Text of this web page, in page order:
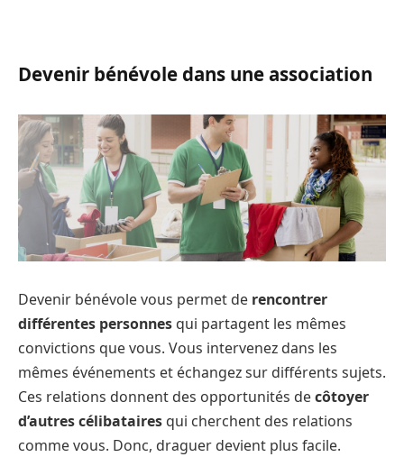
Devenir bénévole dans une association
Devenir bénévole vous permet de rencontrer
différentes personnes qui partagent les mêmes
convictions que vous. Vous intervenez dans les
mêmes événements et échangez sur différents sujets.
Ces relations donnent des opportunités decôtoyer
d’autres célibataires qui cherchent des relations
comme vous. Donc, draguer devient plus facile.